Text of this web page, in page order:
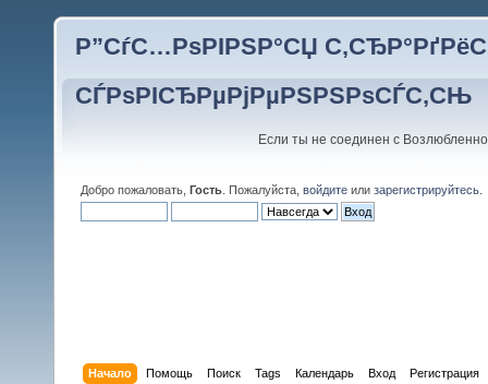
Р”СѓС…РѕРІРЅР°СЏ
СЃРѕРІСЂРµРјРµРЅРЅРѕСЃС‚СЊ
Если ты не соединен с
Добро пожаловать, Гость . Пожалуйста, войдите или зарегистрируйтесь
Начало Помощь Поиск Tags Календарь Вход Регистрация